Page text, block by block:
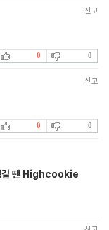
신고
0 0
신고
0 0
길 땐 Highcookie